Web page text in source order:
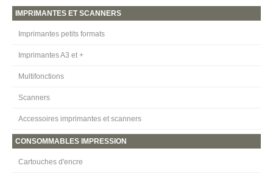
IMPRIMANTES ET SCANNERS
Imprimantes petits formats
Imprimantes A3 et +
Multifonctions
Scanners
Accessoires imprimantes et scanners
CONSOMMABLES IMPRESSION
Cartouches d'encre